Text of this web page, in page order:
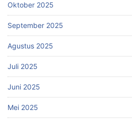
Oktober 2025
September 2025
Agustus 2025
Juli 2025
Juni 2025
Mei 2025